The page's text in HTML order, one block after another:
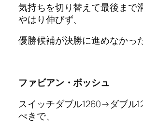
気持ちを切り替えて最後まで
やはり伸びず、
優勝候補が決勝に進めなかった
ファビアン・ボッシュ
スイッチダブル1260→ダブル
ぺきで、